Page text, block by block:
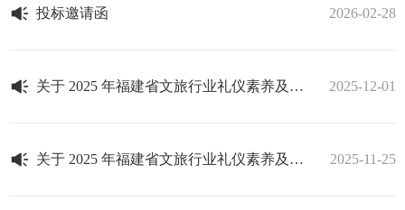
投标邀请函 2026-02-28
关于 2025 年福建省文旅行业礼仪素养及服务技巧技能竞赛省级赛有关事项通知 2025-12-01
关于 2025 年福建省文旅行业礼仪素养及服务技巧技能竞赛省级赛相关事宜的通知 2025-11-25